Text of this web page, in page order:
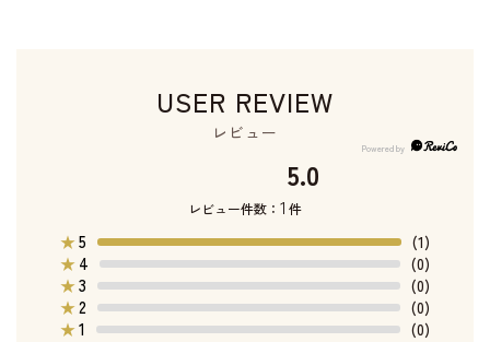
USER REVIEW
レビュー
5.0
レビュー件数： 1 件
★5
(1)
★ 4
(0)
★3
(0)
★2
(0)
★1 (0)